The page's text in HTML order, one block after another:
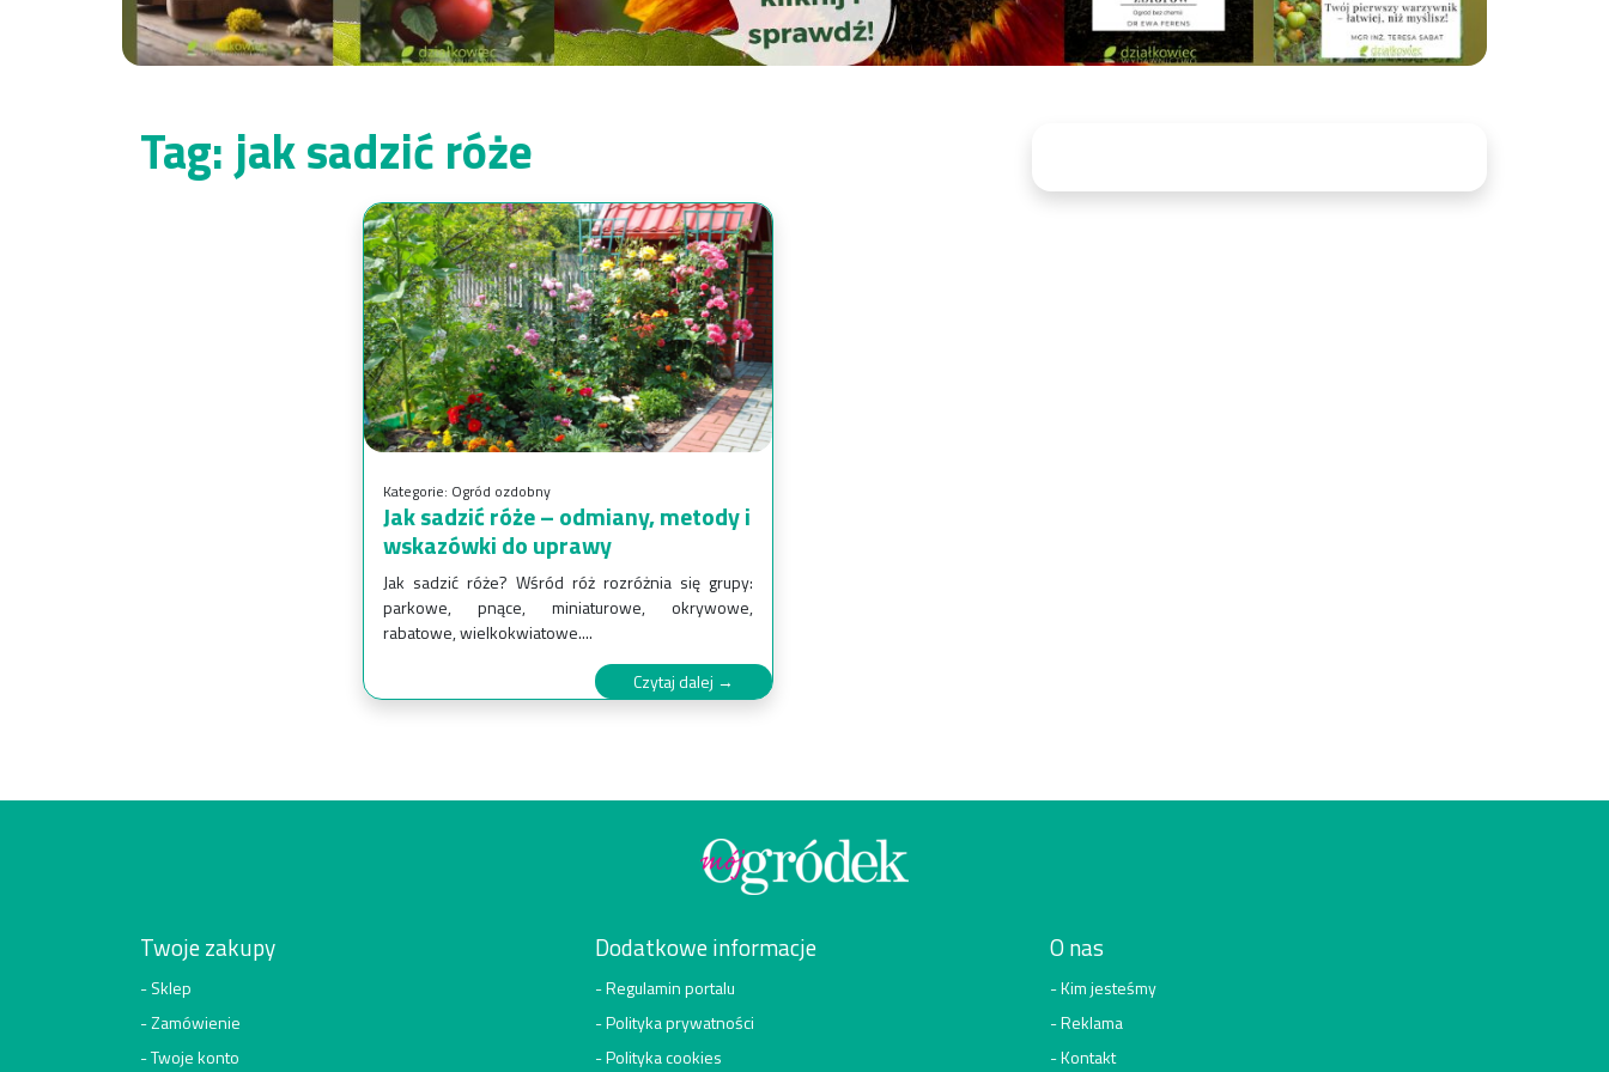
Tag:jak sadzić róże
Kategorie: Ogród ozdobny
Jak sadzić róże – odmiany, metody i
wskazówki do uprawy
Jak sadzić róże? Wśród róż rozróżnia się grupy:
parkowe, pnące, miniaturowe, okrywowe,
rabatowe, wielkokwiatowe....
Czytaj dalej →
Twoje zakupy
Sklep
Zamówienie
Twoje konto
Dodatkowe informacje
Regulamin portalu
Polityka prywatności
Polityka cookies
O nas
Kim jesteśmy
Reklama
Kontakt